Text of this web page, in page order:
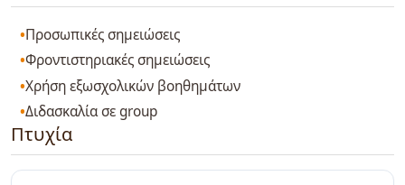
Προσωπικές σημειώσεις
Φροντιστηριακές σημειώσεις
Χρήση εξωσχολικών βοηθημάτων
Διδασκαλία σε group
Πτυχία